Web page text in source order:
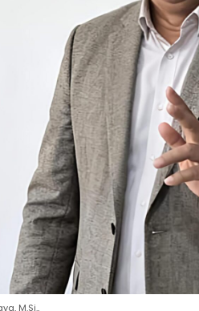
M.Si.,